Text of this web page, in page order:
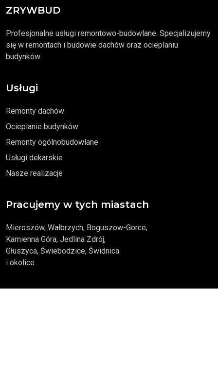
ZRYWBUD
Profesjonalne usługi remontowo-budowlane. Specjalizujemy
się w remontach i budowie dachów oraz ocieplaniu
budynków.
Usługi
Remonty dachów
Ocieplanie budynków
Remonty ogólnobudowlane
Usługi dekarskie
Nasze realizacje
Pracujemy w tych miastach
Mieroszów, Wałbrzych, Boguszow-Gorce,
Kamienna Góra, Jedlina Zdrój,
Głuszyca, Świebodzice, Świdnica
i okolice